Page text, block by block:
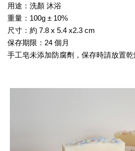
用途：洗顏 沐浴
重量：100g ± 10%
尺寸：約 7.8 x 5.4 x2.3 cm
保存期限：24 個月
手工皂未添加防腐劑，保存時請放置